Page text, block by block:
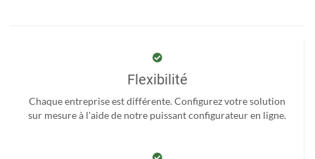
Flexibilité
Chaque entreprise est différente. Configurez votre solution
sur mesure à l'aide de notre puissant configurateur en ligne.